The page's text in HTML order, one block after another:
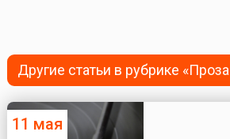
Другие статьи в рубрике
11 мая